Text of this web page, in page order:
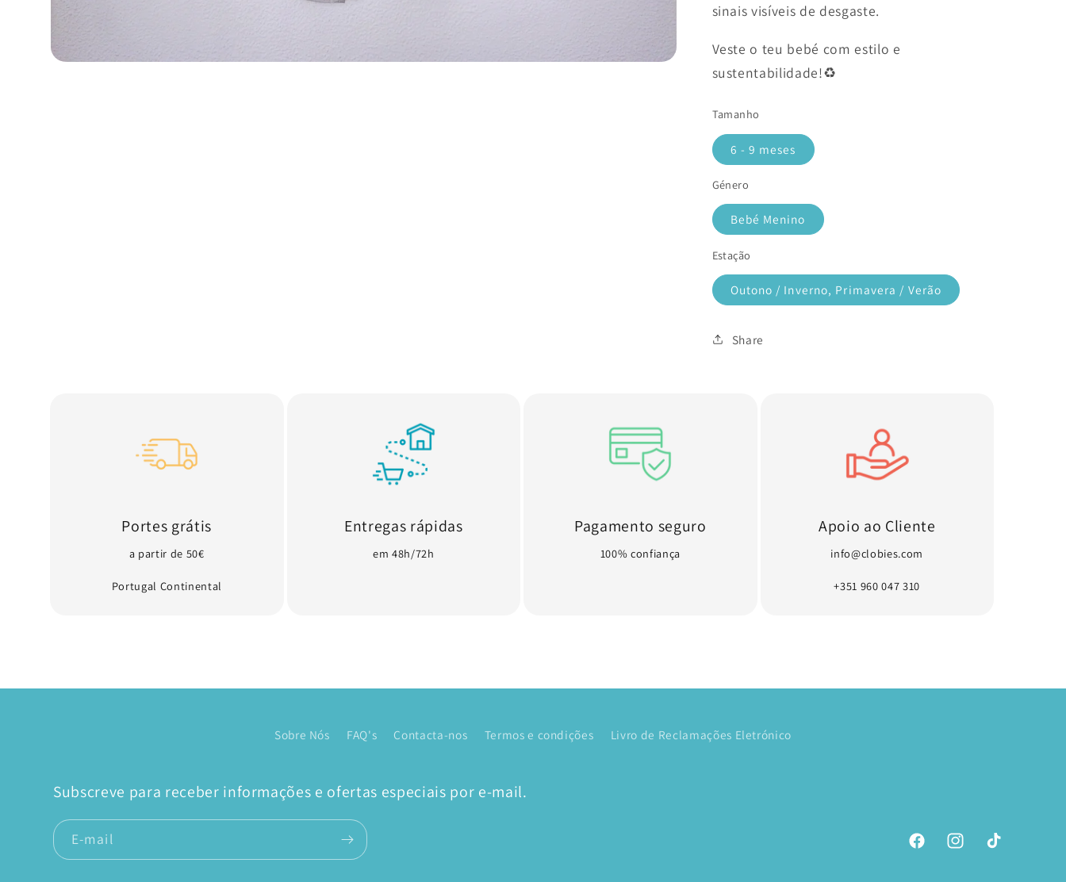
sinais visíveis de desgaste.
Veste o teu bebé com estilo e
sustentabilidade!♻️
Tamanho
6 - 9 meses
Género
Bebé Menino
Estação
Outono / Inverno, Primavera / Verão
Share
Portes grátis
a partir de 50€
Portugal Continental
Entregas rápidas
em 48h/72h
Pagamento seguro
100% confiança
Apoio ao Cliente
info@clobies.com
+351 960 047 310
Sobre Nós FAQ's Contacta-nos Termos e condições Livro de Reclamações Eletrónico
Subscreve para receber informações e ofertas especiais por e-mail.
E-mail
FacebookInstagramTikTok